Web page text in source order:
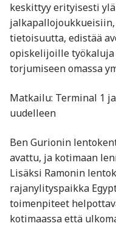
keskittyy erityisesti
tietoisuutta, edistää
opiskelijoille
torjumiseen omassa
Matkailu: Terminal 1
uudelleen
Ben Gurionin
avattu, ja kotimaan
Lisäksi Ramonin
rajanylityspaikka
toimenpiteet
kotimaassa että